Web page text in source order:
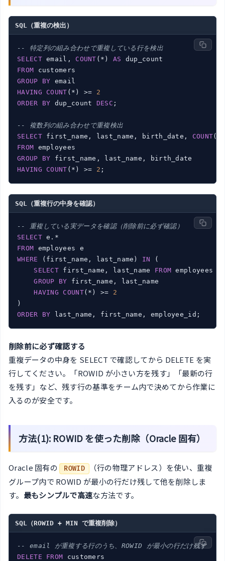
SQL（重複の検出）
-- 特定列の組み合わせで重複している行を検出
SELECT email, COUNT (*) AS
FROM
GROUP
BY
HAVING
COUNT (*) >= 2
ORDER
BY dup_count DESC ;
-- 複数列の組み合わせで重複検出
SELECT first_name, last_name, birth_date, COUNT
FROM
GROUP
BY
HAVING
COUNT (*) >= 2
SQL（重複行の中身を確認）
-- 重複している実データを確認（削除前に必ず確認）
SELECT
FROM
WHERE (first_name, last_name) IN
(
SELECT first_name, last_name FROM employees
GROUP
BY first_name, last_name
HAVING
COUNT(*) >= 2
ORDER
BY
削除前に必ず確認する
重複データの中身を SELECT で確認してから DELETE を実
行してください。「ROWID が小さい方を残す」「最新の行
を残す」など、残す行の基準をチーム内で決めてから作業に
入るのが安全です。
方法(1): ROWID を使った削除（Oracle 固有）
Oracle 固有の ROWID （行の物理アドレス）を使い、重複
グループ内で ROWID が最小の行だけ残して他を削除しま
す。 最もシンプルで高速な方法です。
SQL（ROWID + MIN で重複削除）
-- email が重複する行のうち、ROWID が最小の行だけ残す
DELETE
FROM